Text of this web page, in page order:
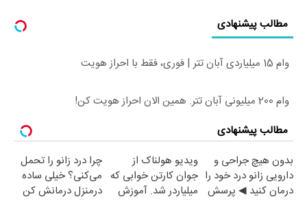
مطالب پیشنهادی
وام 15 میلیاردی آبان تتر | فوری، فقط با احراز هویت
وام 200 میلیونی آبان تتر. همین الان احراز هویت کن!
مطالب پیشنهادی
بدون هیچ جراحی و
دارویی زانو درد خود را
درمان کنید ◀ پرسش
ویدیو هولناک از
جوان کارتن خوابی که
میلیاردر شد. آموزش
چرا درد زانو را تحمل
می‌کنی؟ خیلی ساده
درمنزل درمانش کن